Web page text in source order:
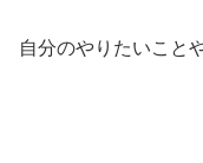
自分のやりたいこと